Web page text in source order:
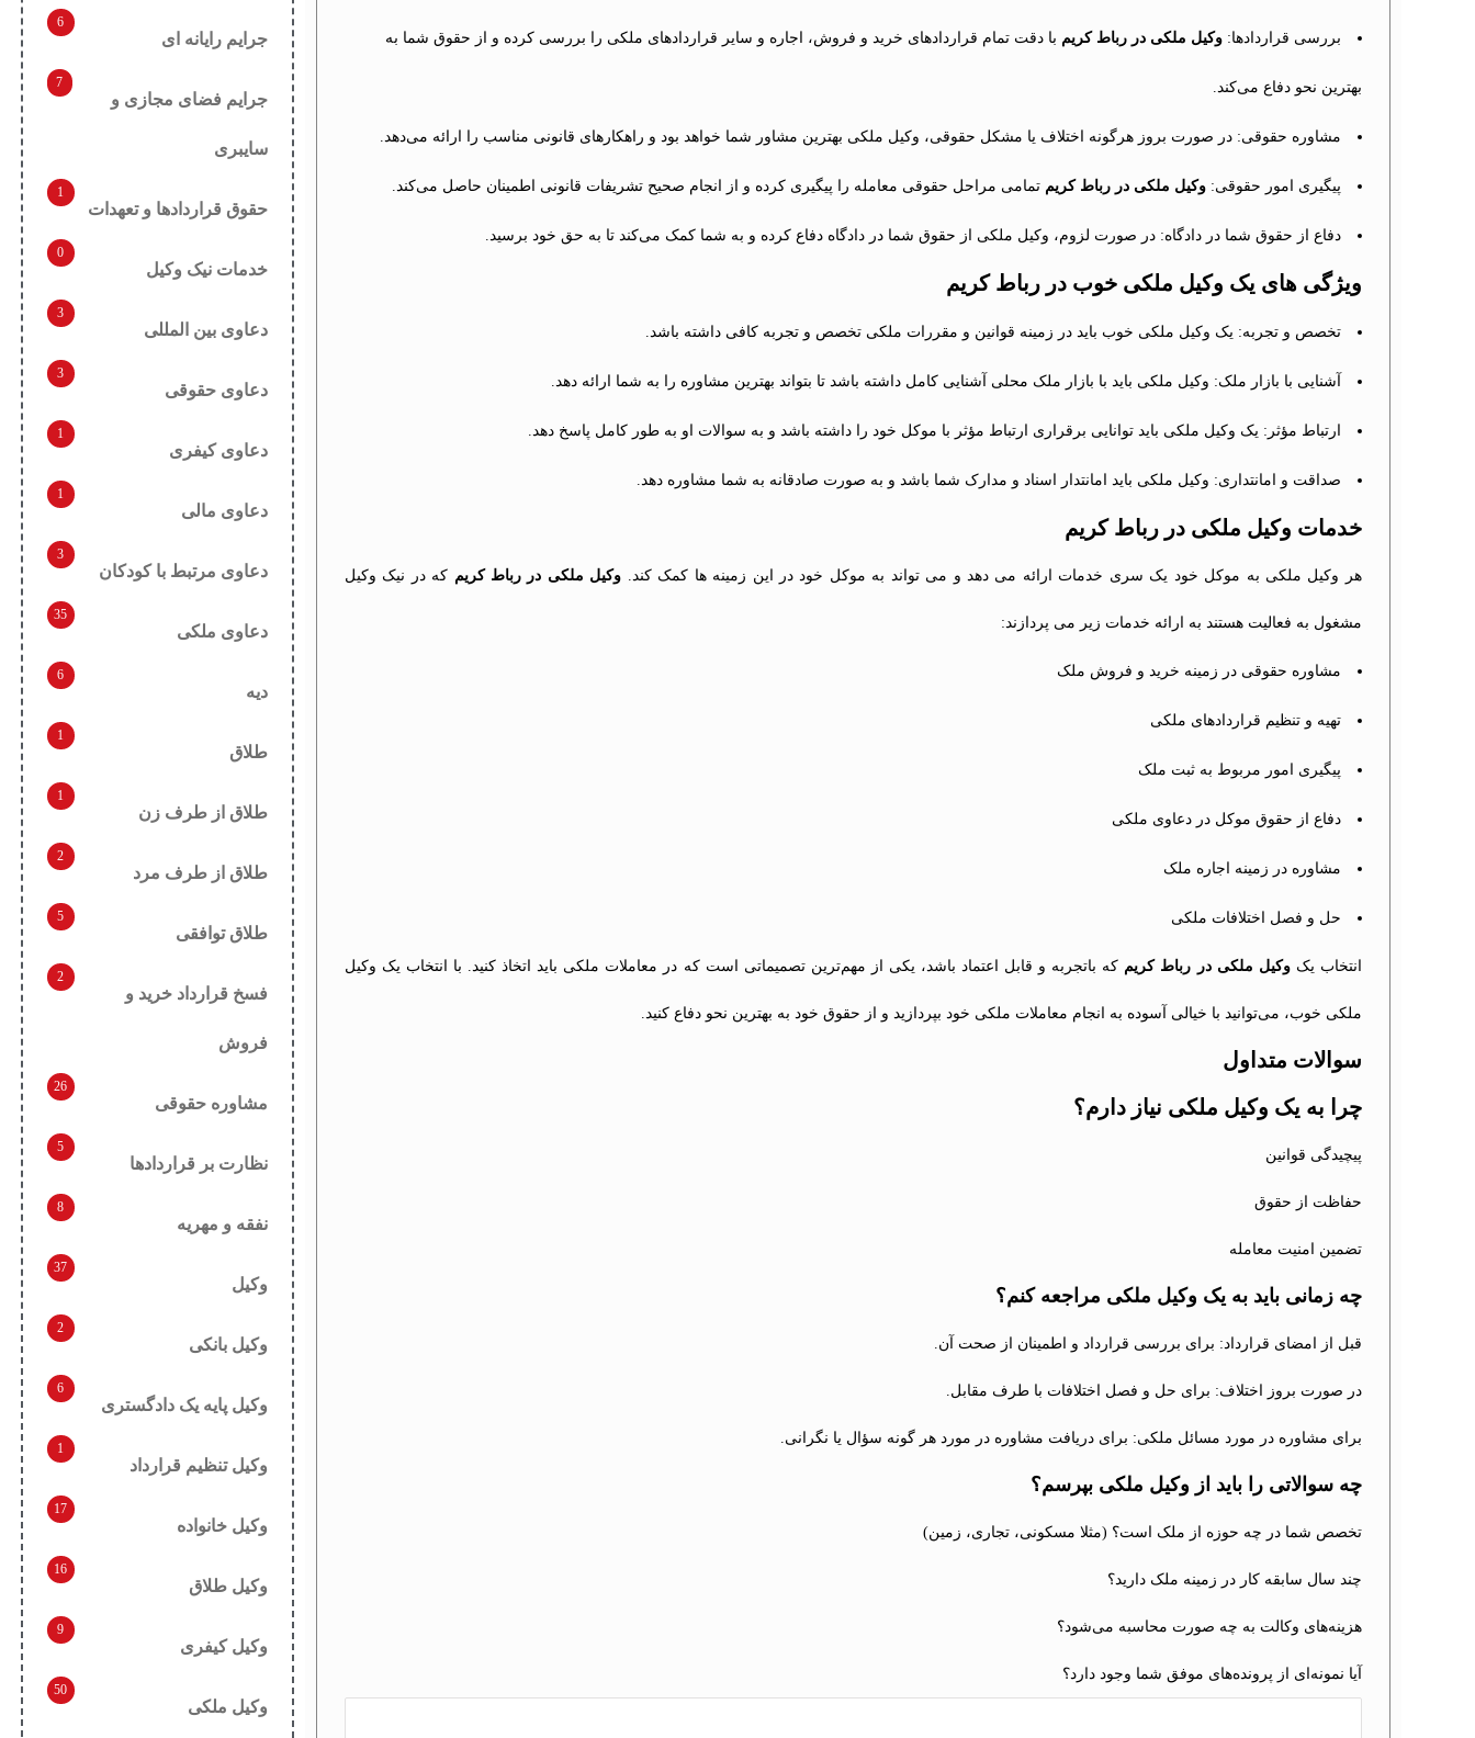
بررسی قراردادها:وکیل ملکی در رباط کریم با دقت تمام قراردادهای خرید و فروش، اجاره و سایر قراردادهای ملکی را بررسی کرده و از حقوق شما به
بهترین نحو دفاع می‌کند.
مشاوره حقوقی: در صورت بروز هرگونه اختلاف یا مشکل حقوقی، وکیل ملکی بهترین مشاور شما خواهد بود و راهکارهای قانونی مناسب را ارائه می‌دهد.
پیگیری امور حقوقی:وکیل ملکی در رباط کریم تمامی مراحل حقوقی معامله را پیگیری کرده و از انجام صحیح تشریفات قانونی اطمینان حاصل می‌کند.
دفاع از حقوق شما در دادگاه: در صورت لزوم، وکیل ملکی از حقوق شما در دادگاه دفاع کرده و به شما کمک می‌کند تا به حق خود برسید.
ویژگی های یک وکیل ملکی خوب در رباط کریم
تخصص و تجربه: یک وکیل ملکی خوب باید در زمینه قوانین و مقررات ملکی تخصص و تجربه کافی داشته باشد.
آشنایی با بازار ملک: وکیل ملکی باید با بازار ملک محلی آشنایی کامل داشته باشد تا بتواند بهترین مشاوره را به شما ارائه دهد.
ارتباط مؤثر: یک وکیل ملکی باید توانایی برقراری ارتباط مؤثر با موکل خود را داشته باشد و به سوالات او به طور کامل پاسخ دهد.
صداقت و امانتداری: وکیل ملکی باید امانتدار اسناد و مدارک شما باشد و به صورت صادقانه به شما مشاوره دهد.
خدمات وکیل ملکی در رباط کریم
هر وکیل ملکی به موکل خود یک سری خدمات ارائه می دهد و می تواند به موکل خود در این زمینه ها کمک کند. وکیل ملکی در رباط کریم که در نیک وکیل
مشغول به فعالیت هستند به ارائه خدمات زیر می پردازند:
مشاوره حقوقی در زمینه خرید و فروش ملک
تهیه و تنظیم قراردادهای ملکی
پیگیری امور مربوط به ثبت ملک
دفاع از حقوق موکل در دعاوی ملکی
مشاوره در زمینه اجاره ملک
حل و فصل اختلافات ملکی
انتخاب یک وکیل ملکی در رباط کریم که باتجربه و قابل اعتماد باشد، یکی از مهم‌ترین تصمیماتی است که در معاملات ملکی باید اتخاذ کنید. با انتخاب یک وکیل
ملکی خوب، می‌توانید با خیالی آسوده به انجام معاملات ملکی خود بپردازید و از حقوق خود به بهترین نحو دفاع کنید.
سوالات متداول
چرا به یک وکیل ملکی نیاز دارم؟
پیچیدگی قوانین
حفاظت از حقوق
تضمین امنیت معامله
چه زمانی باید به یک وکیل ملکی مراجعه کنم؟
قبل از امضای قرارداد: برای بررسی قرارداد و اطمینان از صحت آن.
در صورت بروز اختلاف: برای حل و فصل اختلافات با طرف مقابل.
برای مشاوره در مورد مسائل ملکی: برای دریافت مشاوره در مورد هر گونه سؤال یا نگرانی.
چه سوالاتی را باید از وکیل ملکی بپرسم؟
تخصص شما در چه حوزه از ملک است؟ (مثلا مسکونی، تجاری، زمین)
چند سال سابقه کار در زمینه ملک دارید؟
هزینه‌های وکالت به چه صورت محاسبه می‌شود؟
آیا نمونه‌ای از پرونده‌های موفق شما وجود دارد؟
جرایم رایانه ای
6
جرایم فضای مجازی و
سایبری
7
حقوق قراردادها و تعهدات
1
خدمات نیک وکیل
0
دعاوی بین المللی
3
دعاوی حقوقی
3
دعاوی کیفری
1
دعاوی مالی
1
دعاوی مرتبط با کودکان
3
دعاوی ملکی
35
دیه
6
طلاق
1
طلاق از طرف زن
1
طلاق از طرف مرد
2
طلاق توافقی
5
فسخ قرارداد خرید و
فروش
2
مشاوره حقوقی
26
نظارت بر قراردادها
5
نفقه و مهریه
8
وکیل
37
وکیل بانکی
2
وکیل پایه یک دادگستری
6
وکیل تنظیم قرارداد
1
وکیل خانواده
17
وکیل طلاق
16
وکیل کیفری
9
وکیل ملکی
50